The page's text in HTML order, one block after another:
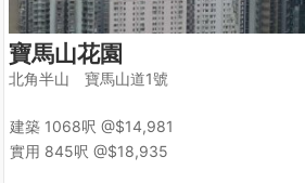
寶馬山花園
北角半山 寶馬山道1號
建築 1068呎 @$14,981
實用 845呎 @$18,935